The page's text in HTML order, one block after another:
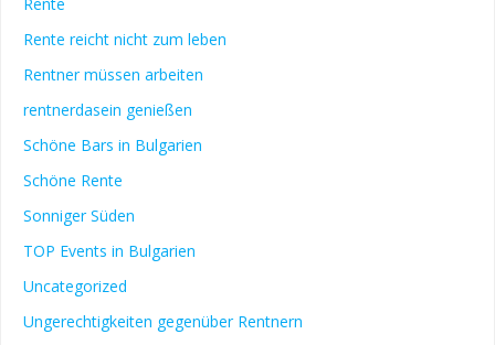
Rente reicht nicht zum leben
Rentner müssen arbeiten
rentnerdasein genießen
Schöne Bars in Bulgarien
Schöne Rente
Sonniger Süden
TOP Events in Bulgarien
Uncategorized
Ungerechtigkeiten gegenüber Rentnern